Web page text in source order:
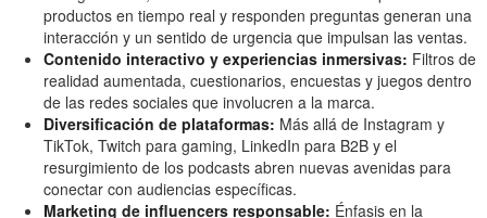
productos en tiempo real y responden preguntas generan una
interacción y un sentido de urgencia que impulsan las ventas.
Contenido interactivo y experiencias inmersivas: Filtros de
realidad aumentada, cuestionarios, encuestas y juegos dentro
de las redes sociales que involucren a la marca.
Diversificación de plataformas: Más allá de Instagram y
TikTok, Twitch para gaming, LinkedIn para B2B y el
resurgimiento de los podcasts abren nuevas avenidas para
conectar con audiencias específicas.
Marketing de influencers responsable: Énfasis en la